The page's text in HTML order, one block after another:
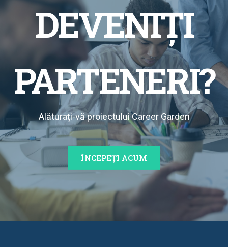
DEVENIȚI
PARTENERI?
Alăturați-vă proiectului Career Garden
ÎNCEPEȚI ACUM